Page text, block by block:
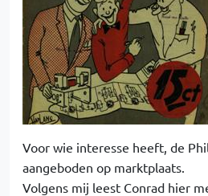
Voor wie interesse heeft, de
aangeboden op marktplaats.
Volgens mij leest Conrad hier